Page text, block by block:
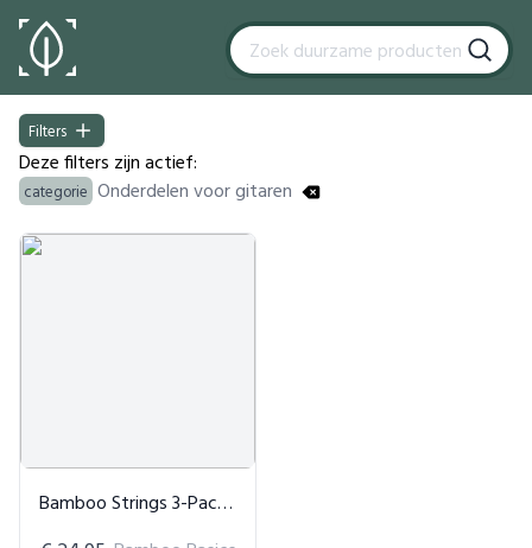
Filters
Filters
Deze filters zijn actief:
categorie Onderdelen voor gitaren
Products
Bamboo Strings 3-Pack Bordeaux Rood